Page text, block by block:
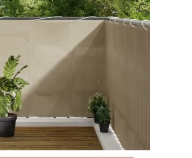
Подложки за фитнес уреди
Йога и пилатес